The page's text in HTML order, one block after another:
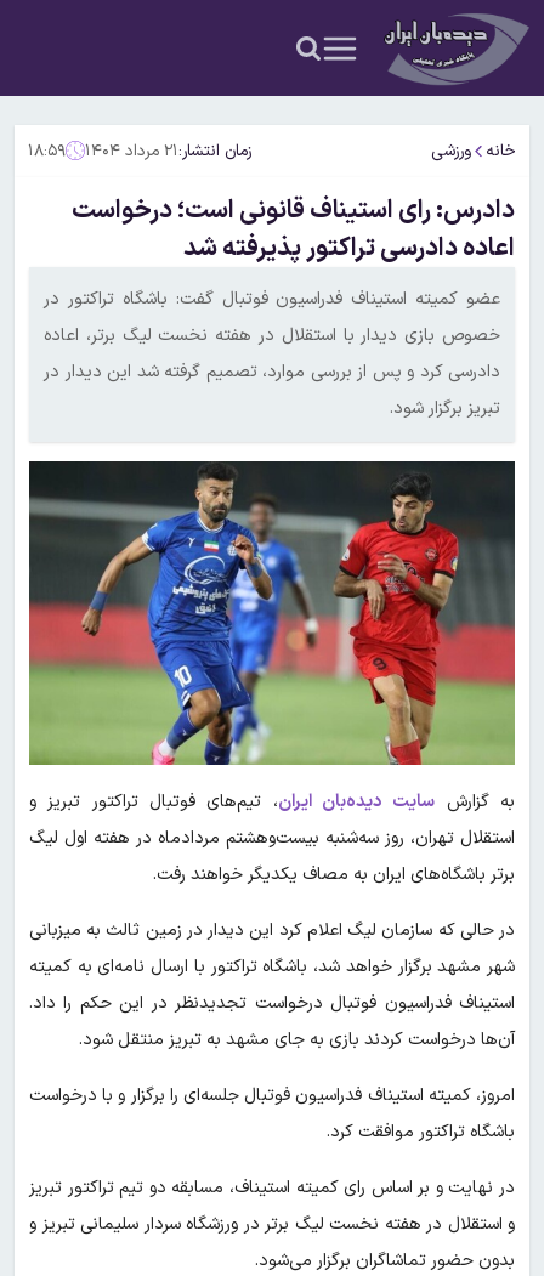
خانه ورزشی زمان انتشار:۲۱ مرداد ۱۴۰۴ ۱۸:۵۹
دادرس: رای استیناف قانونی است؛ درخواست
اعاده دادرسی تراکتور پذیرفته شد
عضو کمیته استیناف فدراسیون فوتبال گفت: باشگاه تراکتور در
خصوص بازی دیدار با استقلال در هفته نخست لیگ برتر، اعاده
دادرسی کرد و پس از بررسی موارد، تصمیم گرفته شد این دیدار در
تبریز برگزار شود.
به گزارش سایت دیده‌بان ایران، تیم‌های فوتبال تراکتور تبریز و
استقلال تهران، روز سه‌شنبه بیست‌وهشتم مردادماه در هفته اول لیگ
برتر باشگاه‌های ایران به مصاف یکدیگر خواهند رفت.
در حالی که سازمان لیگ اعلام کرد این دیدار در زمین ثالث به میزبانی
شهر مشهد برگزار خواهد شد، باشگاه تراکتور با ارسال نامه‌ای به کمیته
استیناف فدراسیون فوتبال درخواست تجدیدنظر در این حکم را داد.
آن‌ها درخواست کردند بازی به جای مشهد به تبریز منتقل شود.
امروز،‌ کمیته استیناف فدراسیون فوتبال جلسه‌ای را برگزار و با درخواست
باشگاه تراکتور موافقت کرد.
در نهایت و بر اساس رای کمیته استیناف، مسابقه دو تیم تراکتور تبریز
و استقلال در هفته نخست لیگ برتر در ورزشگاه سردار سلیمانی تبریز و
بدون حضور تماشاگران برگزار می‌شود.